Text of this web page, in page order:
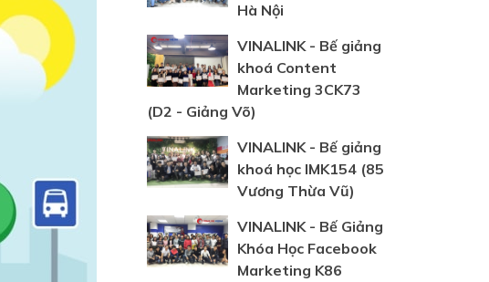
Hà Nội
VINALINK - Bế giảng
khoá Content
Marketing 3CK73
(D2 - Giảng Võ)
VINALINK - Bế giảng
khoá học IMK154 (85
Vương Thừa Vũ)
VINALINK - Bế Giảng
Khóa Học Facebook
Marketing K86